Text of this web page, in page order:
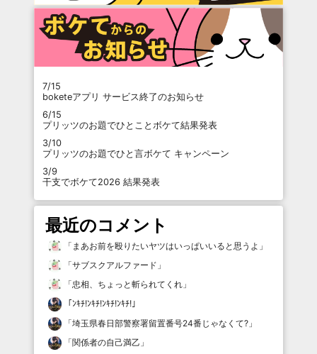
7/15
boketeアプリ サービス終了のお知らせ
6/15
プリッツのお題でひとことボケて結果発表
3/10
プリッツのお題でひと言ボケて キャンペーン
3/9
干支でボケて2026 結果発表
最近のコメント
「 まあお前を殴りたいヤツはいっぱいいると思うよ 」
「サブスクアルファード 」
「忠相、ちょっと斬られてくれ 」
「ﾝｷﾁ!ﾝｷﾁ!ﾝｷﾁ!ﾝｷﾁ! 」
「埼玉県春日部警察署留置番号24番じゃなくて? 」
「関係者の自己満乙 」